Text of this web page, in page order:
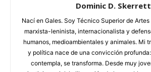
Dominic D. Skerrett
Nací en Gales. Soy Técnico Superior de
marxista-leninista, internacionalista y
humanos, medioambientales y animales. Mi
y política nace de una convicción
contempla, se transforma. Desde muy